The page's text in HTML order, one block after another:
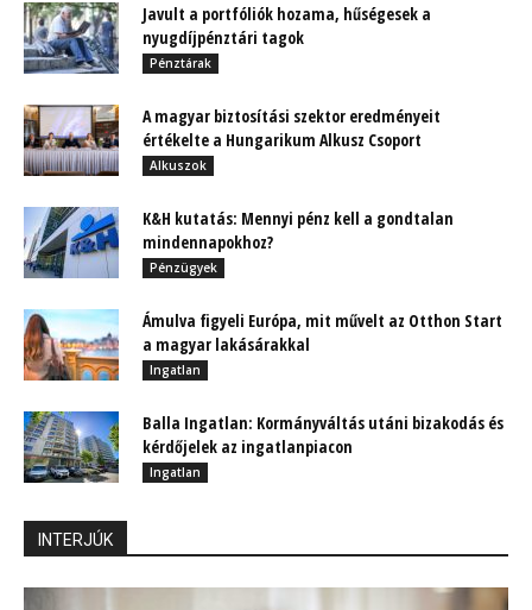
Javult a portfóliók hozama, hűségesek a
nyugdíjpénztári tagok
Pénztárak
A magyar biztosítási szektor eredményeit
értékelte a Hungarikum Alkusz Csoport
Alkuszok
K&H kutatás: Mennyi pénz kell a gondtalan
mindennapokhoz?
Pénzügyek
Ámulva figyeli Európa, mit művelt az Otthon Start
a magyar lakásárakkal
Ingatlan
Balla Ingatlan: Kormányváltás utáni bizakodás és
kérdőjelek az ingatlanpiacon
Ingatlan
INTERJÚK